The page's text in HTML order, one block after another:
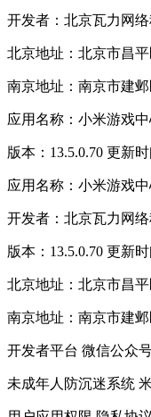
开发者：北京瓦力网
北京地址：北京市昌
南京地址：南京市建
应用名称：小米游戏
版本：13.5.0.70 更新
应用名称：小米游戏
开发者：北京瓦力网
版本：13.5.0.70 更新
北京地址：北京市昌
南京地址：南京市建
开发者平台 微信公众
未成年人防沉迷系统